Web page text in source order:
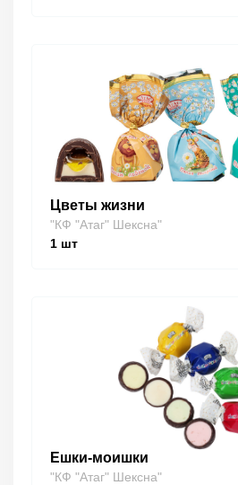
Цветы жизни
"КФ "Атаг" Шексна"
1 шт
Ешки-моишки
"КФ "Атаг" Шексна"